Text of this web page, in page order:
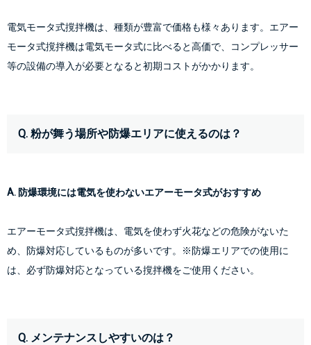
電気モータ式撹拌機は、種類が豊富で価格も様々あります。エアー
モータ式撹拌機は電気モータ式に比べると高価で、コンプレッサー
等の設備の導入が必要となると初期コストがかかります。
Q. 粉が舞う場所や防爆エリアに使えるのは？
A. 防爆環境には電気を使わないエアーモータ式がおすすめ
エアーモータ式撹拌機は、電気を使わず火花などの危険がないた
め、防爆対応しているものが多いです。※防爆エリアでの使用に
は、必ず防爆対応となっている撹拌機をご使用ください。
Q. メンテナンスしやすいのは？